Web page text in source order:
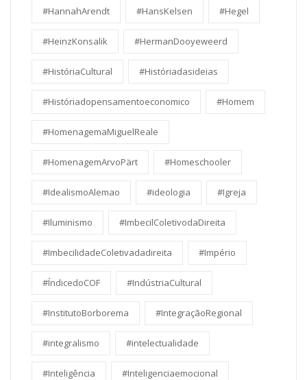
#HannahArendt #HansKelsen #Hegel
#HeinzKonsalik #HermanDooyeweerd
#HistóriaCultural #Históriadasideias
#Históriadopensamentoeconomico #Homem
#HomenagemaMiguelReale
#HomenagemArvoPärt #Homeschooler
#IdealismoAlemao #ideologia #Igreja
#Iluminismo #ImbecilColetivodaDireita
#ImbecilidadeColetivadadireita #Império
#ÍndicedoCOF #IndústriaCultural
#InstitutoBorborema #IntegraçãoRegional
#integralismo #intelectualidade
#Inteligência #Inteligenciaemocional